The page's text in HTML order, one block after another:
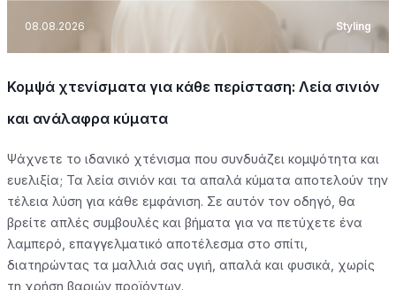
08.08.2026 Styling
Κομψά χτενίσματα για κάθε περίσταση: Λεία σινιόν
και ανάλαφρα κύματα
Ψάχνετε το ιδανικό χτένισμα που συνδυάζει κομψότητα και
ευελιξία; Τα λεία σινιόν και τα απαλά κύματα αποτελούν την
τέλεια λύση για κάθε εμφάνιση. Σε αυτόν τον οδηγό, θα
βρείτε απλές συμβουλές και βήματα για να πετύχετε ένα
λαμπερό, επαγγελματικό αποτέλεσμα στο σπίτι,
διατηρώντας τα μαλλιά σας υγιή, απαλά και φυσικά, χωρίς
τη χρήση βαριών προϊόντων.